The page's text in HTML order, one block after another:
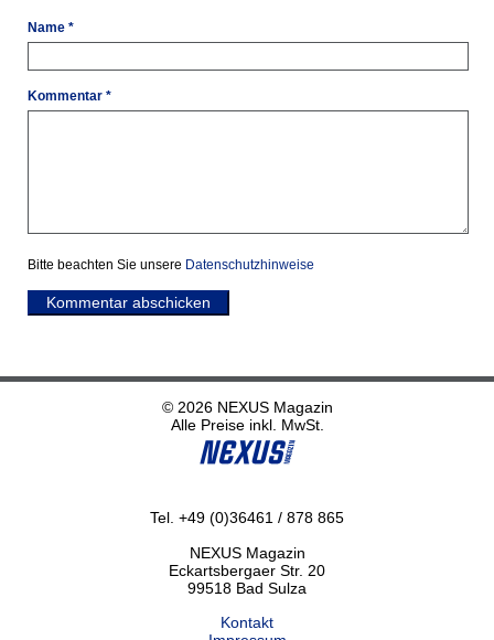
Name *
Kommentar *
Bitte beachten Sie unsere Datenschutzhinweise
Kommentar abschicken
© 2026 NEXUS Magazin
Alle Preise inkl. MwSt.
Tel. +49 (0)36461 / 878 865
NEXUS Magazin
Eckartsbergaer Str. 20
99518 Bad Sulza
Kontakt